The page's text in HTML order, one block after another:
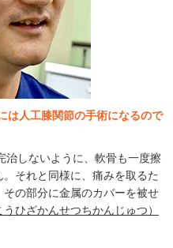
は人工膝関節の手術になるので
治しないように、軟骨も一度擦
それと同様に、痛みを取るた
の部分に金属のカバーを被せ
ひざかんせつちかんじゅつ）